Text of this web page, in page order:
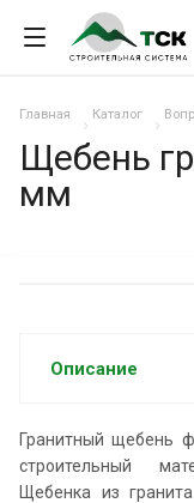
Главная Каталог
Щебень
мм
Описание
Гранитный щебень
строительный
Щебенка из